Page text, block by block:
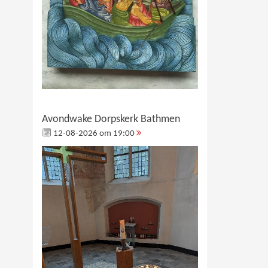
Avondwake Dorpskerk Bathmen
12-08-2026 om 19:00